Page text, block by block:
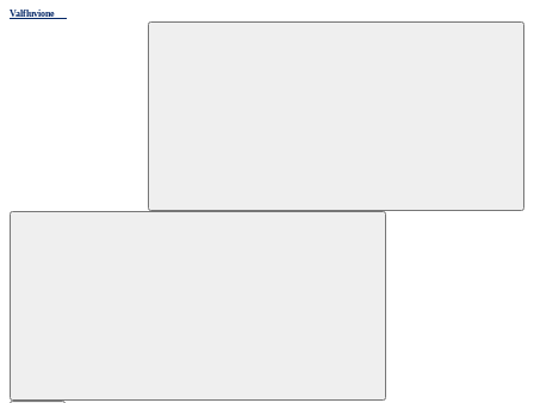
Valfluvione